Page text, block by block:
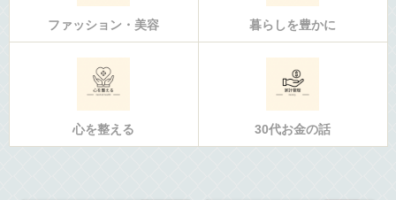
ファッション・美容 暮らしを豊かに
心を整える 30代お金の話